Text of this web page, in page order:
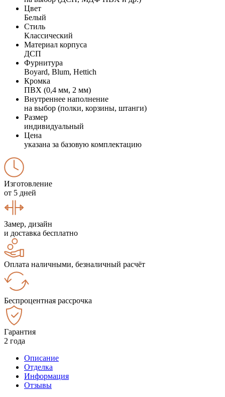
Цвет
Белый
Стиль
Классический
Материал корпуса
ДСП
Фурнитура
Boyard, Blum, Hettich
Кромка
ПВХ (0,4 мм, 2 мм)
Внутреннее наполнение
на выбор (полки, корзины, штанги)
Размер
индивидуальный
Цена
указана за базовую комплектацию
Изготовление
от 5 дней
Замер, дизайн
и доставка бесплатно
Оплата наличными, безналичный расчёт
Беспроцентная рассрочка
Гарантия
2 года
Описание
Отделка
Информация
Отзывы